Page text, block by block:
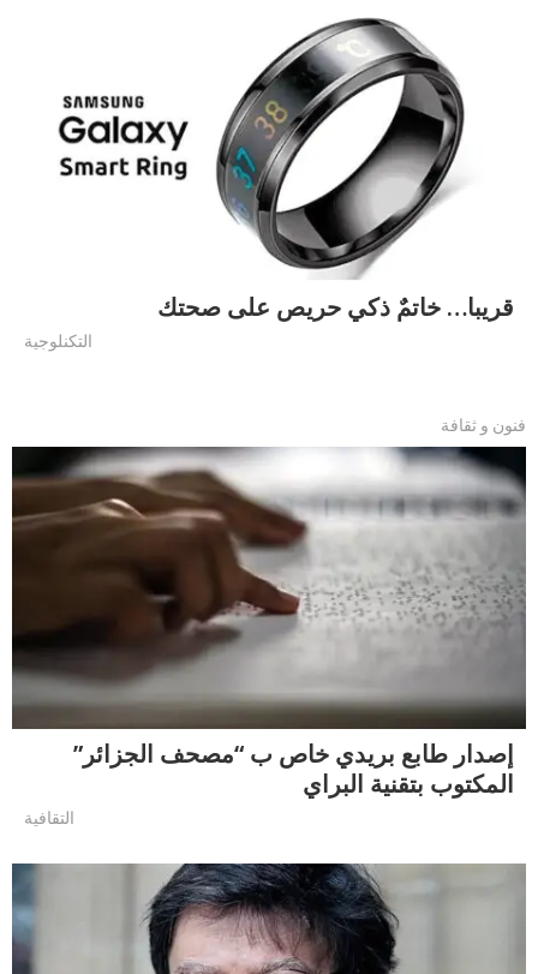
قريبا… خاتمٌ ذكي حريص على صحتك
التكنلوجية
فنون و ثقافة
إصدار طابع بريدي خاص ب “مصحف الجزائر”
المكتوب بتقنية البراي
التقافية